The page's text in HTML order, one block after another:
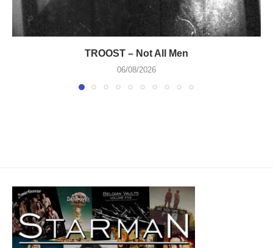
TROOST – Not All Men
06/08/2026